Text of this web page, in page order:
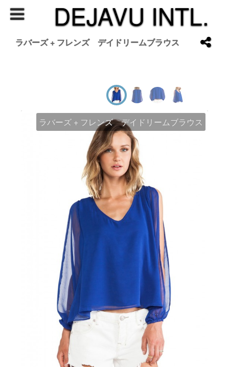
DEJAVU INTL.
ラバーズ + フレンズ デイドリームブラウス
ラバーズ + フレンズ デイドリームブラウス